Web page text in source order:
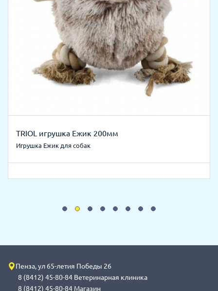
TRIOL игрушка Ежик 200мм
Игрушка Ежик для собак
Пенза, ул 65-летия Победы 26
8 (8412) 45-80-84 Ветеринарная клиника
8 (8412) 45-80-84 Магазин